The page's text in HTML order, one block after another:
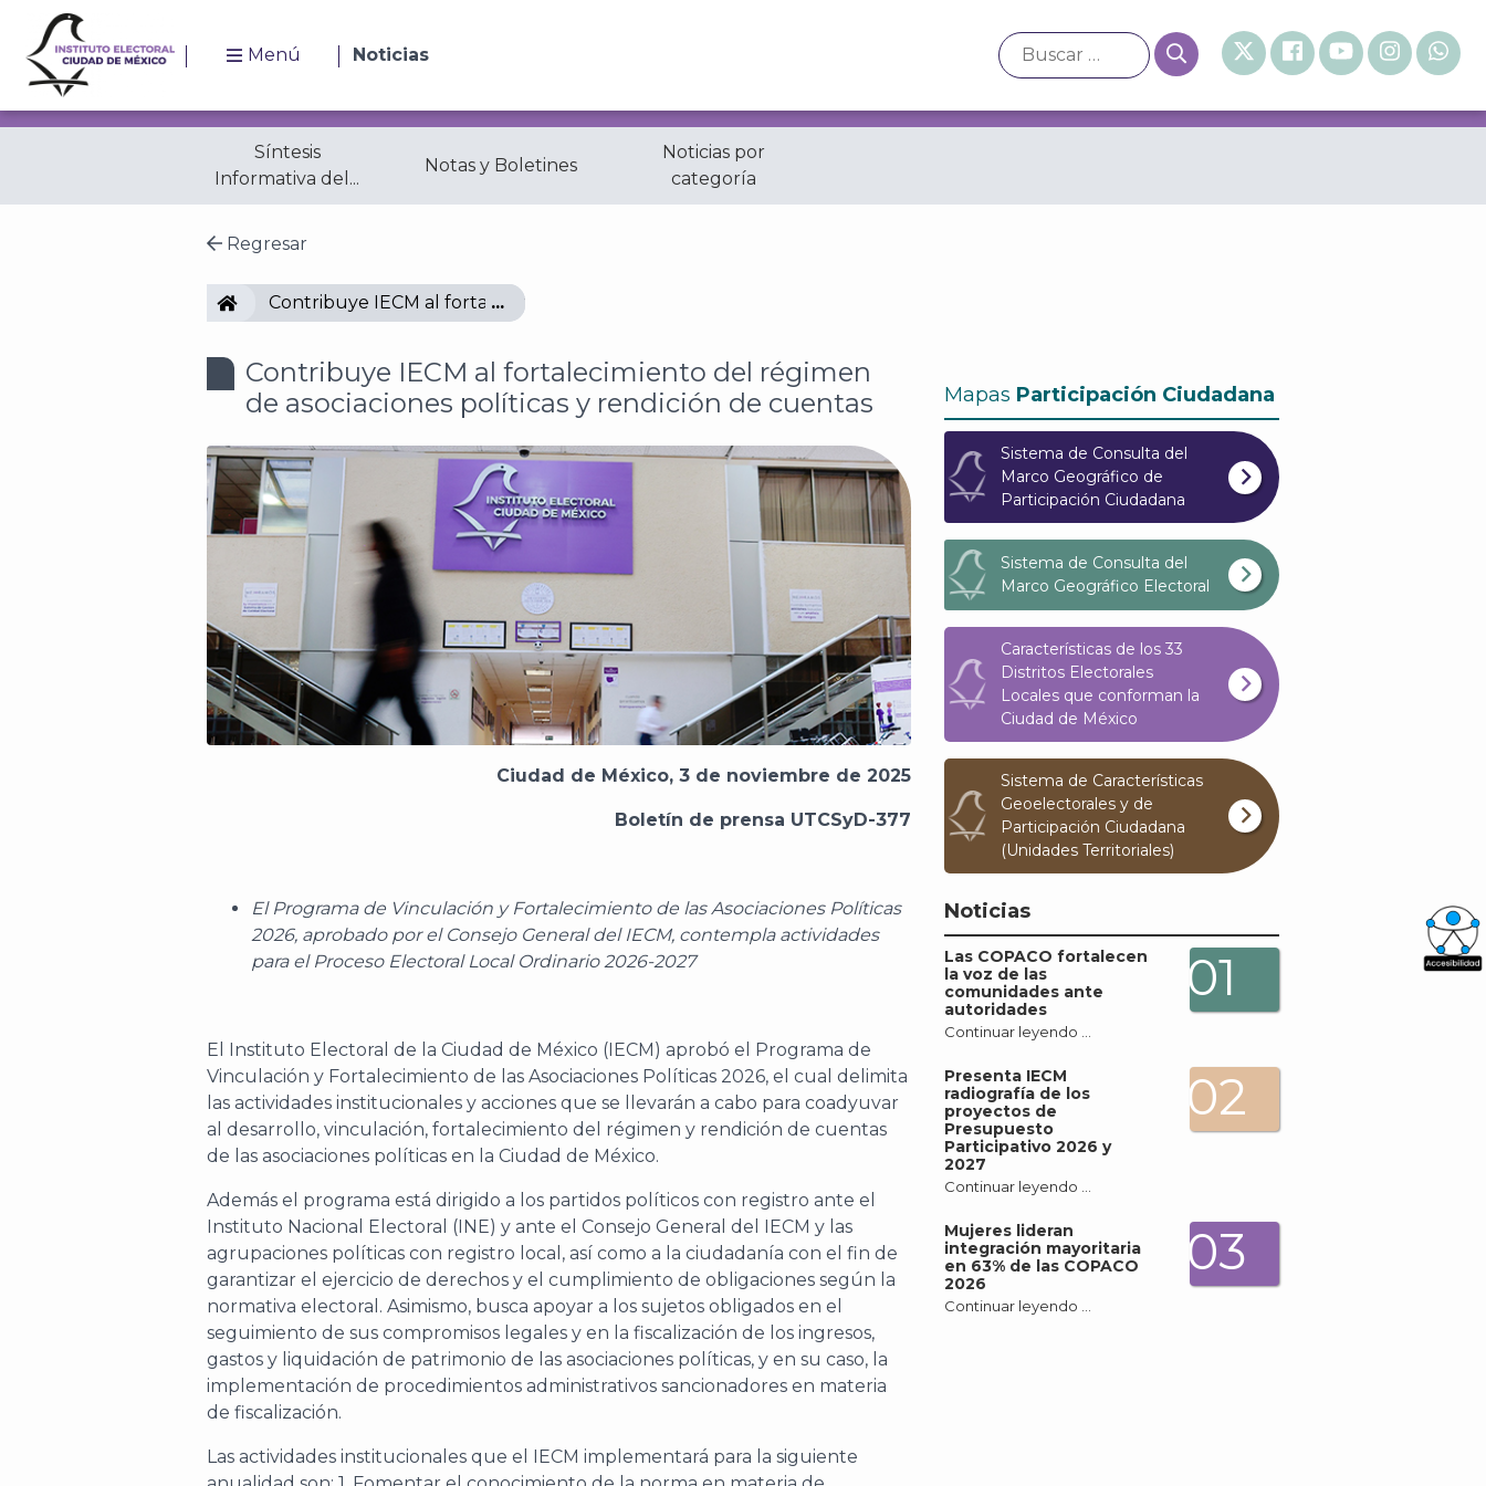
Menú Noticias
Síntesis
Informativa del...
Notas y Boletines
Noticias por
categoría
Regresar
IECMContribuye IECM al fortalecimiento del régimen de asociaciones políticas y rendición de cuentas
Contribuye IECM al fortalecimiento del régimen
de asociaciones políticas y rendición de cuentas
Ciudad de México, 3 de noviembre de 2025
Boletín de prensa UTCSyD-377
El Programa de Vinculación y Fortalecimiento de las Asociaciones Políticas
2026, aprobado por el Consejo General del IECM, contempla actividades
para el Proceso Electoral Local Ordinario 2026-2027
El Instituto Electoral de la Ciudad de México (IECM) aprobó el Programa de
Vinculación y Fortalecimiento de las Asociaciones Políticas 2026, el cual delimita
las actividades institucionales y acciones que se llevarán a cabo para coadyuvar
al desarrollo, vinculación, fortalecimiento del régimen y rendición de cuentas
de las asociaciones políticas en la Ciudad de México.
Además el programa está dirigido a los partidos políticos con registro ante el
Instituto Nacional Electoral (INE) y ante el Consejo General del IECM y las
agrupaciones políticas con registro local, así como a la ciudadanía con el fin de
garantizar el ejercicio de derechos y el cumplimiento de obligaciones según la
normativa electoral. Asimismo, busca apoyar a los sujetos obligados en el
seguimiento de sus compromisos legales y en la fiscalización de los ingresos,
gastos y liquidación de patrimonio de las asociaciones políticas, y en su caso, la
implementación de procedimientos administrativos sancionadores en materia
de fiscalización.
Las actividades institucionales que el IECM implementará para la siguiente
Mapas Participación Ciudadana
Sistema de Consulta del
Marco Geográfico de
Participación Ciudadana
Sistema de Consulta del
Marco Geográfico Electoral
Características de los 33
Distritos Electorales
Locales que conforman la
Ciudad de México
Sistema de Características
Geoelectorales y de
Participación Ciudadana
(Unidades Territoriales)
Noticias
Las COPACO fortalecen
la voz de las
comunidades ante
autoridades
Continuar leyendo …
01
Presenta IECM
radiografía de los
proyectos de
Presupuesto
Participativo 2026 y
2027
Continuar leyendo …
02
Mujeres lideran
integración mayoritaria
en 63% de las COPACO
2026
Continuar leyendo …
03